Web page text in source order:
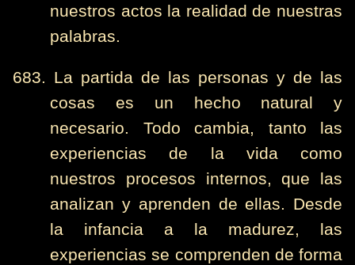
nuestros actos la realidad de nuestras
palabras.
683. La partida de las personas y de las
cosas es un hecho natural y
necesario. Todo cambia, tanto las
experiencias de la vida como
nuestros procesos internos, que las
analizan y aprenden de ellas. Desde
la infancia a la madurez, las
experiencias se comprenden de forma